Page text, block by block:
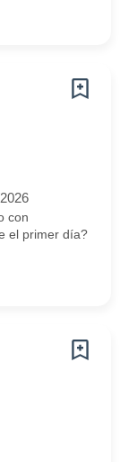
con
el primer día?